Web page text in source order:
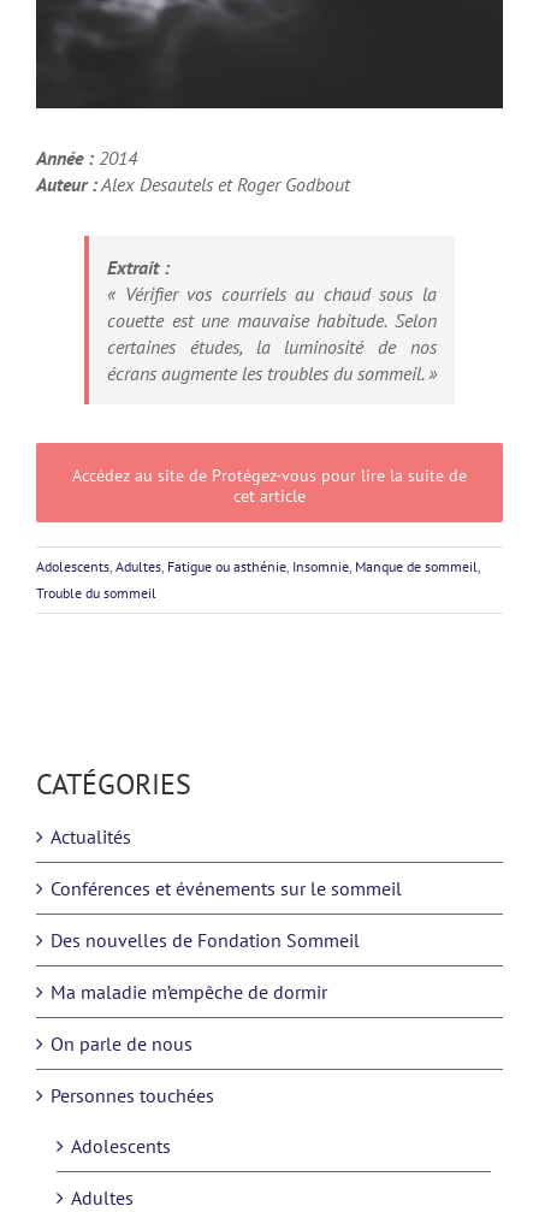
Année : 2014
Auteur :Alex Desautels et Roger Godbout
Extrait :
« Vérifier vos courriels au chaud sous la
couette est une mauvaise habitude. Selon
certaines études, la luminosité de nos
écrans augmente les troubles du sommeil. »
Accédez au site de Protégez-vous pour lire la suite de
cet article
Adolescents, Adultes, Fatigue ou asthénie, Insomnie, Manque de sommeil,
Trouble du sommeil
CATÉGORIES
Actualités
Conférences et événements sur le sommeil
Des nouvelles de Fondation Sommeil
Ma maladie m’empêche de dormir
On parle de nous
Personnes touchées
Adolescents
Adultes